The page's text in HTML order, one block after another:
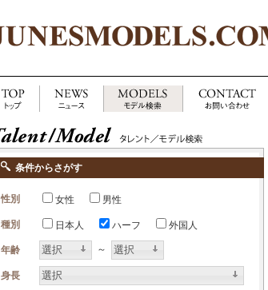
条件からさがす
性別 女性 男性
種別 日本人 ハーフ 外国人
年齢 選択 ～ 選択
身長 選択